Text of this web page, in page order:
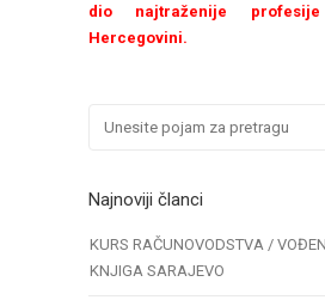
dio najtraženije
Hercegovini.
Najnoviji članci
KURS RAČUNOVODSTVA /
KNJIGA SARAJEVO